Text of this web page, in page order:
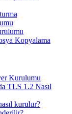
Kopyalama
Kurulumu
TLS 1.2 Nasıl
kurulur?